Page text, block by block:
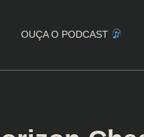
OUÇA O PODCAST